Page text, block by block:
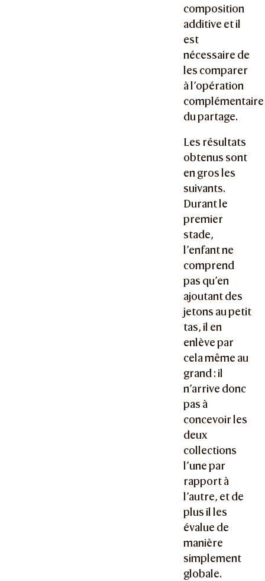
composition
additive et il
est
nécessaire de
les comparer
à l’opération
complémentaire
du partage.
Les résultats
obtenus sont
en gros les
suivants.
Durant le
premier
stade,
l’enfant ne
comprend
pas qu’en
ajoutant des
jetons au petit
tas, il en
enlève par
cela même au
grand : il
n’arrive donc
pas à
concevoir les
deux
collections
l’une par
rapport à
l’autre, et de
plus il les
évalue de
manière
simplement
globale.